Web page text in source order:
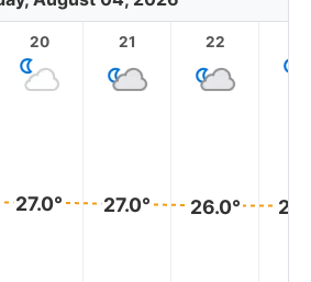
20
27.0°
21
27.0°
22
26.0°